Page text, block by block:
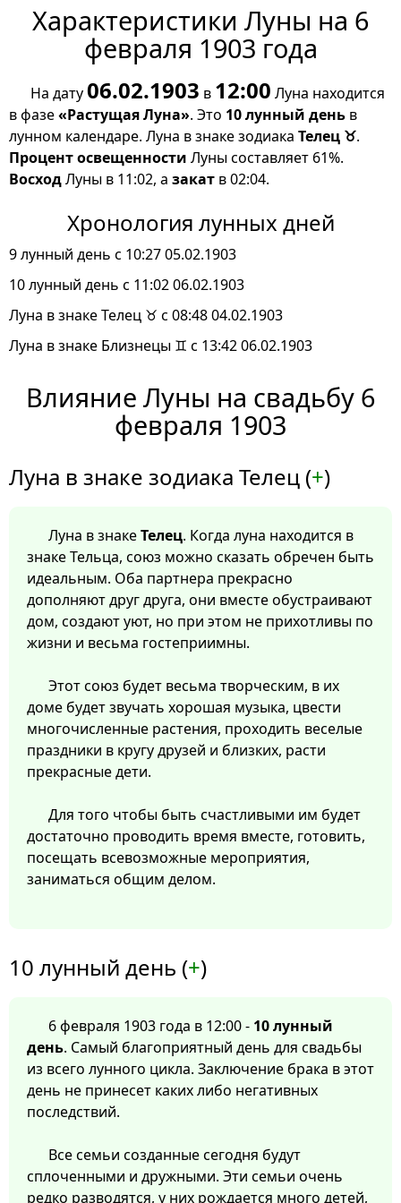
Характеристики Луны на 6
февраля 1903 года
На дату06.02.1903 в 12:00 Луна находится
в фазе«Растущая Луна». Это 10 лунный день в
лунном календаре. Луна в знаке зодиака Телец ♉.
Процент освещенности Луны составляет 61%.
ВосходЛуны в 11:02, а закат в 02:04.
Хронология лунных дней
9 лунный день с 10:27 05.02.1903
10 лунный день с 11:02 06.02.1903
Луна в знаке Телец ♉ с 08:48 04.02.1903
Луна в знаке Близнецы ♊ с 13:42 06.02.1903
Влияние Луны на свадьбу 6
февраля 1903
Луна в знаке зодиака Телец (+)
Луна в знакеТелец. Когда луна находится в
знаке Тельца, союз можно сказать обречен быть
идеальным. Оба партнера прекрасно
дополняют друг друга, они вместе обустраивают
дом, создают уют, но при этом не прихотливы по
жизни и весьма гостеприимны.
Этот союз будет весьма творческим, в их
доме будет звучать хорошая музыка, цвести
многочисленные растения, проходить веселые
праздники в кругу друзей и близких, расти
прекрасные дети.
Для того чтобы быть счастливыми им будет
достаточно проводить время вместе, готовить,
посещать всевозможные мероприятия,
заниматься общим делом.
10 лунный день (+)
6 февраля 1903 года в 12:00 - 10 лунный
день. Самый благоприятный день для свадьбы
из всего лунного цикла. Заключение брака в этот
день не принесет каких либо негативных
последствий.
Все семьи созданные сегодня будут
сплоченными и дружными. Эти семьи очень
редко разводятся, у них рождается много детей,